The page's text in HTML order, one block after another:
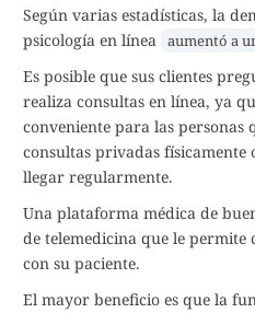
Según varias estadísticas, la
psicología en línea aumentó a
Es posible que sus clientes
realiza consultas en línea, ya
conveniente para las personas
consultas privadas
llegar regularmente.
Una plataforma médica de
de telemedicina que le permite
con su paciente.
El mayor beneficio es que la